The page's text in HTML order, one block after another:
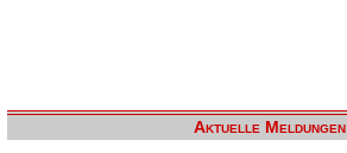
Aktuelle Meldungen